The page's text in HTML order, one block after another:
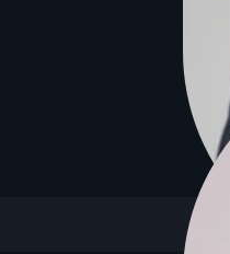
Jörg verbindet KI-Strategie